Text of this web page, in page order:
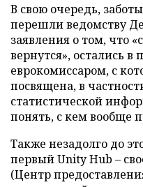
В свою очередь,
перешли ведомству
заявления о том, что
вернутся», остались
еврокомиссаром, с
посвящена, в
статистической
понять, с кем вообще
Также незадолго до
первый Unity Hub –
(Центр